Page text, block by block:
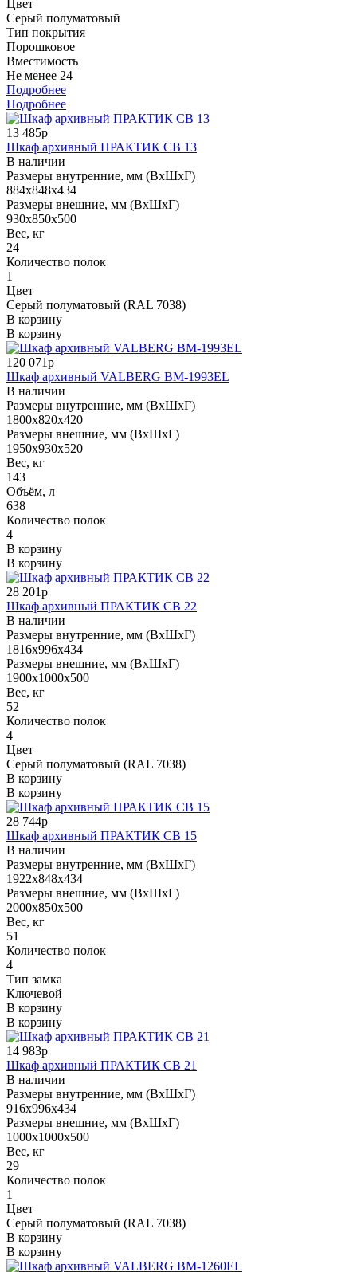
Цвет
Серый полуматовый
Тип покрытия
Порошковое
Вместимость
Не менее 24
Подробнее
Подробнее
13 485р
Шкаф архивный ПРАКТИК СВ 13
В наличии
Размеры внутренние, мм (ВхШхГ)
884x848x434
Размеры внешние, мм (ВхШхГ)
930x850x500
Вес, кг
24
Количество полок
1
Цвет
Серый полуматовый (RAL 7038)
В корзину
В корзину
120 071р
Шкаф архивный VALBERG BM-1993EL
В наличии
Размеры внутренние, мм (ВхШхГ)
1800x820x420
Размеры внешние, мм (ВхШхГ)
1950x930x520
Вес, кг
143
Объём, л
638
Количество полок
4
В корзину
В корзину
28 201р
Шкаф архивный ПРАКТИК СВ 22
В наличии
Размеры внутренние, мм (ВхШхГ)
1816x996x434
Размеры внешние, мм (ВхШхГ)
1900x1000x500
Вес, кг
52
Количество полок
4
Цвет
Серый полуматовый (RAL 7038)
В корзину
В корзину
28 744р
Шкаф архивный ПРАКТИК СВ 15
В наличии
Размеры внутренние, мм (ВхШхГ)
1922x848x434
Размеры внешние, мм (ВхШхГ)
2000x850x500
Вес, кг
51
Количество полок
4
Тип замка
Ключевой
В корзину
В корзину
14 983р
Шкаф архивный ПРАКТИК СВ 21
В наличии
Размеры внутренние, мм (ВхШхГ)
916x996x434
Размеры внешние, мм (ВхШхГ)
1000x1000x500
Вес, кг
29
Количество полок
1
Цвет
Серый полуматовый (RAL 7038)
В корзину
В корзину